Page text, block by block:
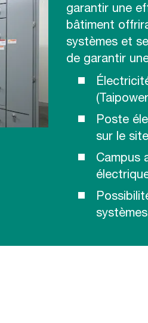
garantir une
bâtiment
systèmes et
de garantir
Poste
sur le
Campus